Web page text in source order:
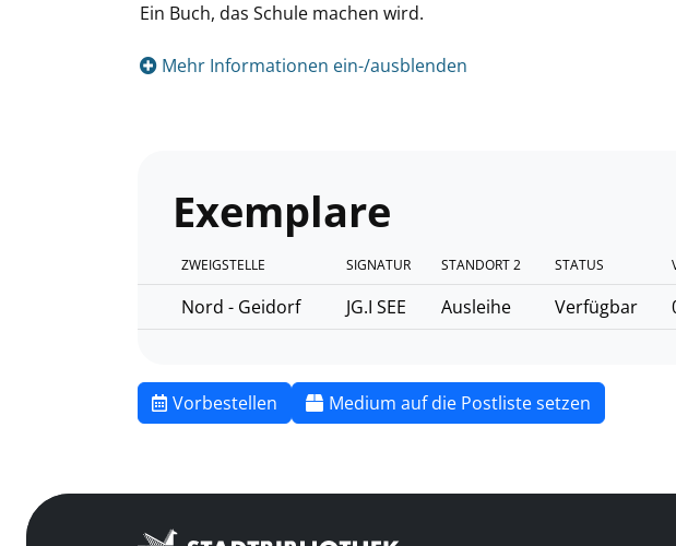
Ein Buch, das Schule machen wird.
Mehr Informationen ein-/ausblenden
Exemplare
ZWEIGSTELLE SIGNATUR STANDORT 2 STATUS
Nord - Geidorf JG.I SEE Ausleihe Verfügbar
Vorbestellen Medium auf die Postliste setzen